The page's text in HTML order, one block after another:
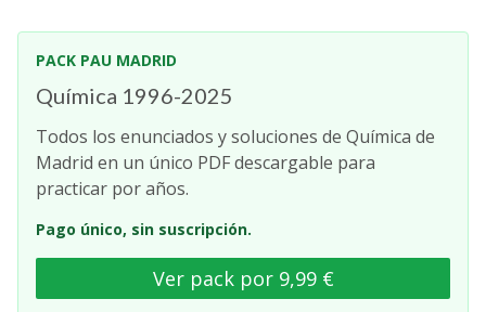
PACK PAU MADRID
Química 1996-2025
Todos los enunciados y soluciones de Química de
Madrid en un único PDF descargable para
practicar por años.
Pago único, sin suscripción.
Ver pack por 9,99 €